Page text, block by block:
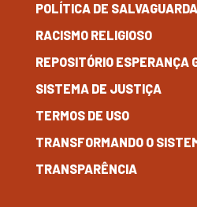
POLÍTICA DE SALVAGUARDA
RACISMO RELIGIOSO
REPOSITÓRIO ESPERANÇA
SISTEMA DE JUSTIÇA
TERMOS DE USO
TRANSFORMANDO O
TRANSPARÊNCIA